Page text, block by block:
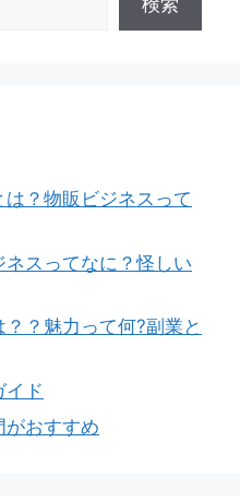
検索
？物販ビジネスって
スってなに？怪しい
？魅力って何?副業と
イド
がおすすめ